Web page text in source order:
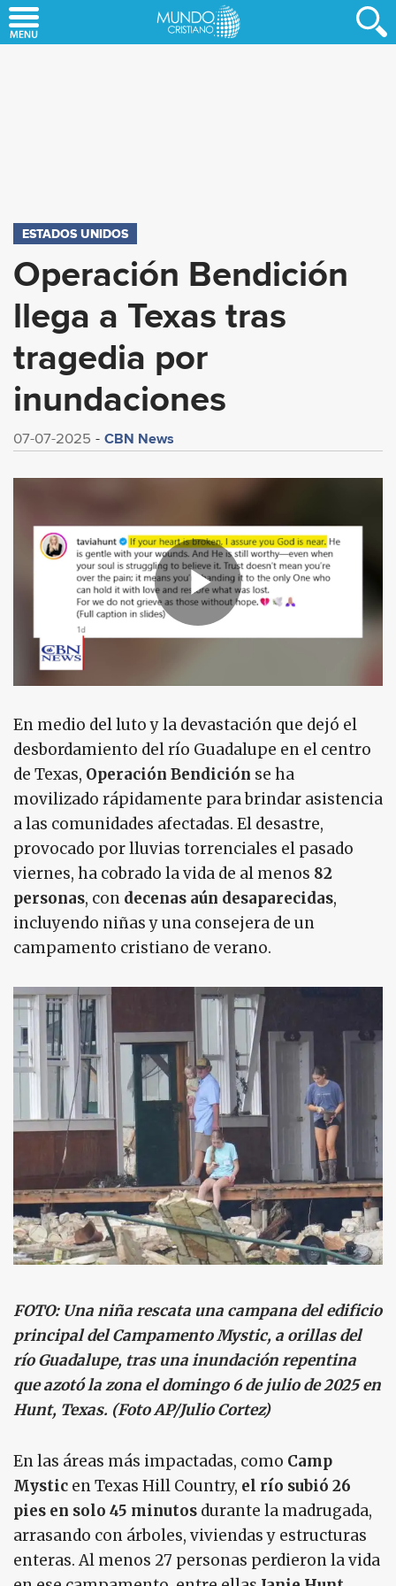
to
ESTADOS UNIDOS
Operación Bendición
llega a Texas tras
tragedia por
inundaciones
07-07-2025 CBN News
En medio del luto y la devastación que dejó el
desbordamiento del río Guadalupe en el centro
de Texas, Operación Bendición se ha
movilizado rápidamente para brindar asistencia
a las comunidades afectadas. El desastre,
provocado por lluvias torrenciales el pasado
viernes, ha cobrado la vida de al menos 82
personas, con decenas aún desaparecidas,
incluyendo niñas y una consejera de un
campamento cristiano de verano.
FOTO: Una niña rescata una campana del edificio
principal del Campamento Mystic, a orillas del
río Guadalupe, tras una inundación repentina
que azotó la zona el domingo 6 de julio de 2025 en
Hunt, Texas. (Foto AP/Julio Cortez)
En las áreas más impactadas, como Camp
Mystic en Texas Hill Country, el río subió 26
pies en solo 45 minutos durante la madrugada,
arrasando con árboles, viviendas y estructuras
enteras. Al menos 27 personas perdieron la vida